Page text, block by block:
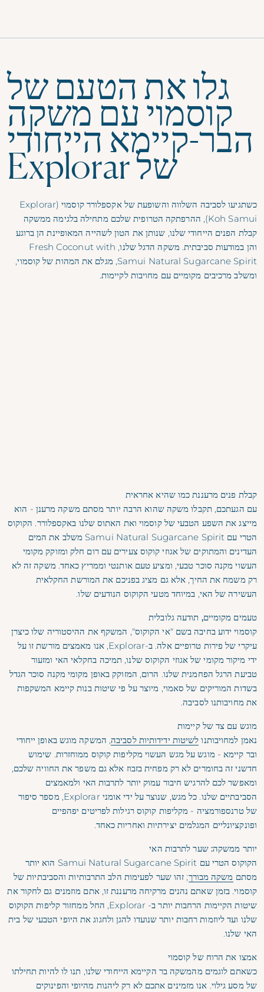
גלו את הטעם של
קוסמוי עם משקה
הבר-קיימא הייחודי
של Explorar
כשתגיעו לסביבה השלווה והשופעת של
אקספלורר קוסמוי (Explorar
Koh Samui), ההרפתקה הטרופית שלכם מתחילה בלגימה ממשקה
קבלת הפנים הייחודי שלנו, שנותן את הטון לשהייה המאופיינת הן ברוגע
והן במודעות סביבתית. משקה הדגל שלנו, Fresh Coconut with
Samui Natural Sugarcane Spirit, מגלם את המהות של קוסמוי,
ומשלב מרכיבים מקומיים עם מחויבות לקיימות.
קבלת פנים מרעננת כמו שהיא אחראית
עם הגעתכם, תקבלו משקה שהוא הרבה יותר מסתם משקה מרענן - הוא
מייצג את השפע הטבעי של קוסמוי ואת האתוס שלנו באקספלורר. הקוקוס
הטרי עם Samui Natural Sugarcane Spirit משלב את המים
העדינים והמתוקים של אגוזי קוקוס צעירים עם רום חלק ומזוקק מקומי
העשוי מקנה סוכר טבעי, ומציע טעם אותנטי וממריץ כאחד. משקה זה לא
רק משמח את החיך, אלא גם מציג בפניכם את המורשת החקלאית
העשירה של האי, במיוחד מטעי הקוקוס הנודעים שלו.
טעמים מקומיים, תודעה גלובלית
קוסמוי ידוע בחיבה בשם "אי הקוקוס", המשקף את ההיסטוריה שלו כיצרן
עיקרי של פירות טרופיים אלה. ב-Explorar, אנו מאמצים מורשת זו על
ידי מיקור מקומי של אגוזי הקוקוס שלנו, תמיכה בחקלאי האי ומזעור
טביעת הרגל הפחמנית שלנו. הרום, המזוקק באופן מקומי מקנה סוכר הגדל
בשדות המוריקים של סאמוי, מיוצר על פי שיטות בנות קיימא המשקפות
את מחויבותנו לסביבה.
מוגש עם צד של קיימות
נאמן למחויבותנו לשיטות ידידותיות לסביבה, המשקה מוגש באופן ייחודי
ובר קיימא - מוגש על מגש העשוי מקליפות קוקוס ממוחזרות. שימוש
חדשני זה בחומרים לא רק מפחית בזבוז אלא גם משפר את החוויה שלכם,
ומאפשר לכם להרגיש חיבור עמוק יותר לתרבות האי ולמאמצים
הסביבתיים שלנו. כל מגש, שנוצר על ידי אומני Explorar, מספר סיפור
של טרנספורמציה - מקליפות קוקוס רגילות לפריטים יפהפיים
ופונקציונליים המגלמים יצירתיות ואחריות כאחד.
יותר ממשקה: שער לתרבות האי
הקוקוס הטרי עם Samui Natural Sugarcane Spirit הוא יותר
מסתם משקה מבורך; זהו שער לפעימות הלב התרבותיות והסביבתיות של
קוסמוי. בזמן שאתם נהנים מרקיחה מרעננת זו, אתם מוזמנים גם לחקור את
שיטות הקיימות הרחבות יותר ב- Explorar, החל ממחזור קליפות הקוקוס
שלנו ועד ליוזמות רחבות יותר שנועדו להגן ולחגוג את היופי הטבעי של בית
האי שלנו.
אמצו את הרוח של קוסמוי
כשאתם לוגמים מהמשקה בר הקיימא הייחודי שלנו, תנו לו להיות תחילתו
של מסע גילוי. אנו מזמינים אתכם לא רק ליהנות מהיופי והפינוקים